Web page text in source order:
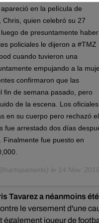
en la película de
quien celebró su 27
de presuntamente haber
policiales le dijeron a #TMZ
cuando tuvieron una
empujando a la
confirmaron que las
fin de semana pasado, pero
de la escena. Los oficiales
en su cuerpo pero rechazó el
fue arrestado dos días
Finalmente fue puesto en
le 14 Nov. 2019 à 8 :25 PST
Tavarez a néanmoins
le versement d'une
également joueur de